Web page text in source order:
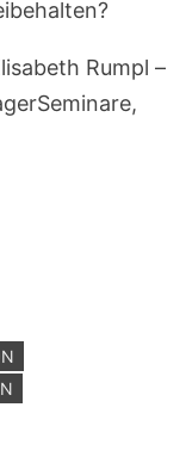
Rumpl –